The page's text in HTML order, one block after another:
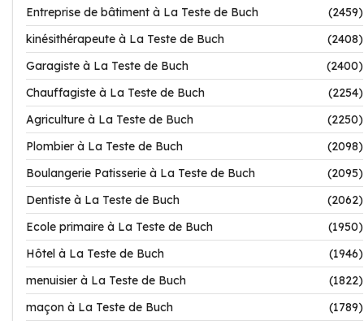
Entreprise de bâtiment à La Teste de Buch
(2459)
kinésithérapeute à La Teste de Buch
(2408)
Garagiste à La Teste de Buch
(2400)
Chauffagiste à La Teste de Buch
(2254)
Agriculture à La Teste de Buch
(2250)
Plombier à La Teste de Buch
(2098)
Boulangerie Patisserie à La Teste de Buch
(2095)
Dentiste à La Teste de Buch
(2062)
Ecole primaire à La Teste de Buch
(1950)
Hôtel à La Teste de Buch
(1946)
menuisier à La Teste de Buch
(1822)
maçon à La Teste de Buch
(1789)